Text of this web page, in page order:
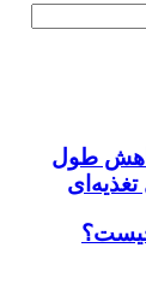
طول
چیست؟